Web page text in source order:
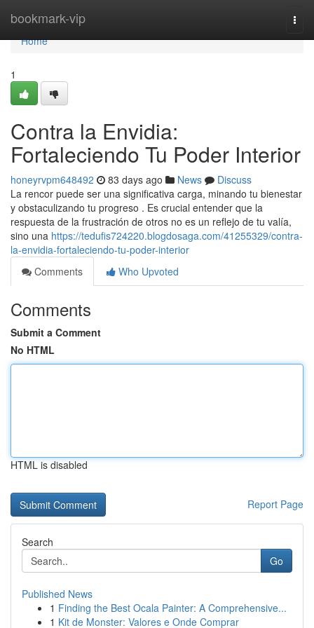
bookmark-vip
Home
Home
1
Contra la Envidia:
Fortaleciendo Tu Poder Interior
honeyrvpm648492 83 days ago News
Discuss
La rencor puede ser una significativa carga, minando tu bienestar
y obstaculizando tu progreso . Es crucial entender que la
respuesta de la frustración de otros no es un reflejo de tu valía,
sino una https://tedufis724220.blogdosaga.com/41255329/contra-
la-envidia-fortaleciendo-tu-poder-interior
Comments
Who Upvoted
Comments
Submit a Comment
No HTML
HTML is disabled
Report Page
Search
Go
Published News
1 Finding the Best Ocala Painter: A Comprehensive...
1 Kit de Monster: Valores e Onde Comprar